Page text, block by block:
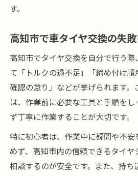
す。
高知市で車タイヤ交換の失
高知市でタイヤ交換を自分で行う
て「トルクの過不足」「締め付け
確認の怠り」などが挙げられます。
は、作業前に必要な工具と手順を
ず丁寧に作業することが大切です。
特に初心者は、作業中に疑問や不
めず、高知市内の信頼できるタイ
相談するのが安全です。また、持ち